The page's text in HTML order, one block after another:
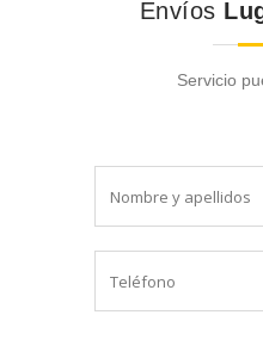
Envíos
Servicio